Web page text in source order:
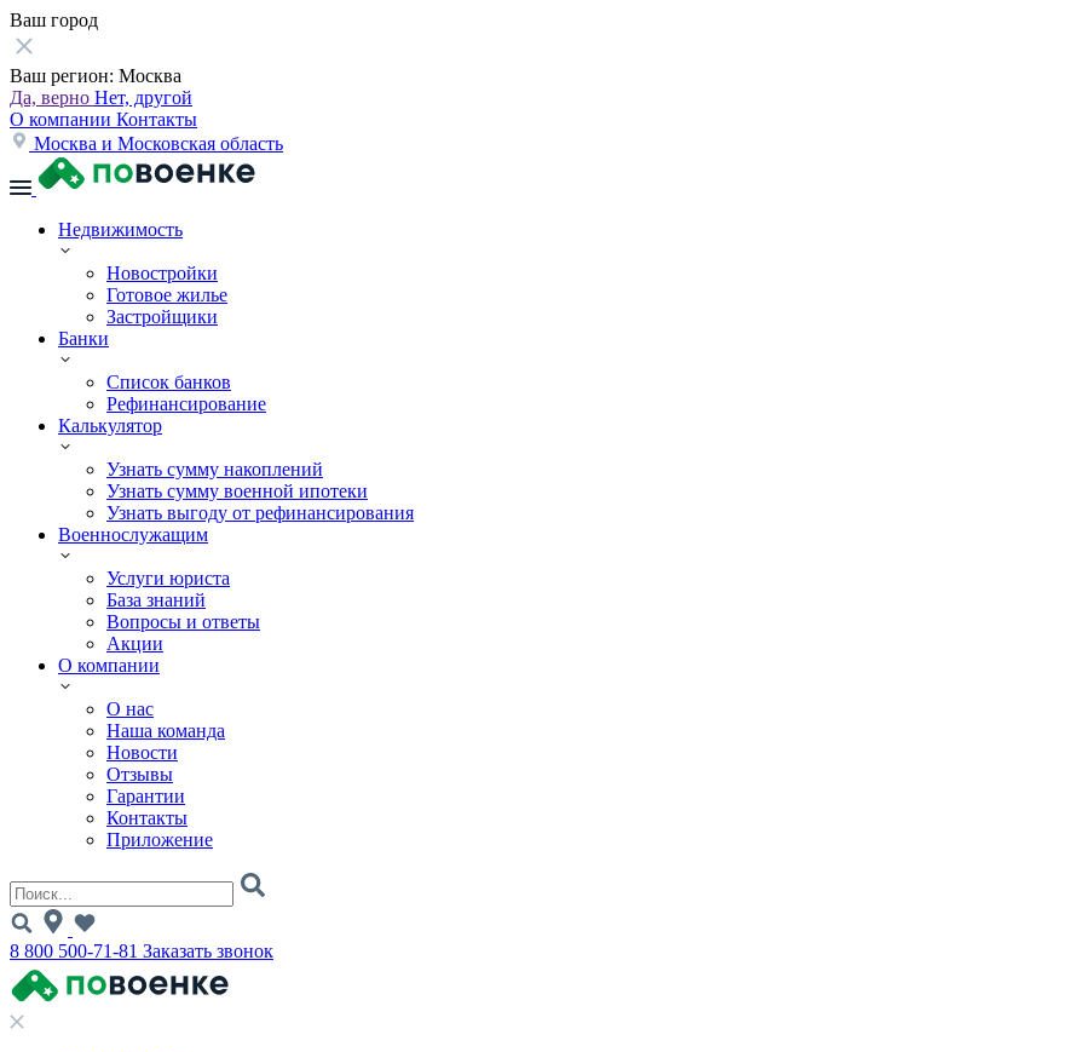
Ваш город
Ваш регион: Москва
Да, верно Нет, другой
О компании Контакты
Москва и Московская область
Недвижимость
Новостройки
Готовое жилье
Застройщики
Банки
Список банков
Рефинансирование
Калькулятор
Узнать сумму накоплений
Узнать сумму военной ипотеки
Узнать выгоду от рефинансирования
Военнослужащим
Услуги юриста
База знаний
Вопросы и ответы
Акции
О компании
О нас
Наша команда
Новости
Отзывы
Гарантии
Контакты
Приложение
8 800 500-71-81 Заказать звонок